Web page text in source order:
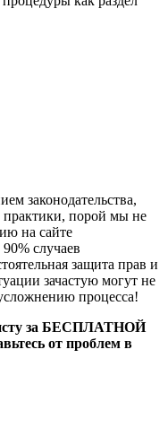
законодательства,
практики, порой мы не
на сайте
случаев
защита прав и
зачастую могут не
процесса!
за БЕСПЛАТНОЙ
от проблем в